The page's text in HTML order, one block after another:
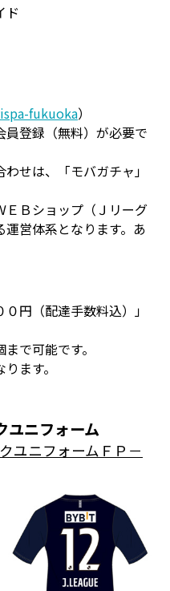
ド
fukuoka）
登録（無料）が必要で
せは、「モバガチャ」
Ｂショップ（Ｊリーグ
営体系となります。あ
円（配達手数料込）」
で可能です。
ます。
ユニフォーム
ユニフォームＦＰ－